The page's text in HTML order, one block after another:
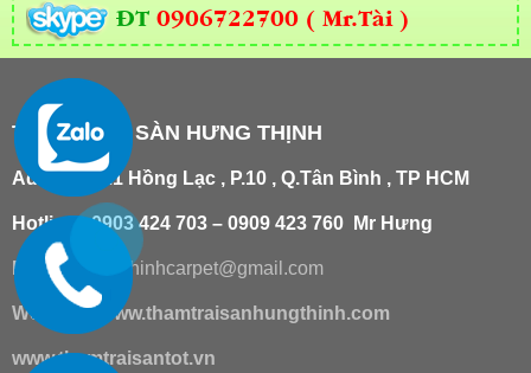
ĐT 0906722700 ( Mr.Tài )
THẢM TRẢI SÀN HƯNG THỊNH
Add : 181/21 Hồng Lạc , P.10 , Q.Tân Bình , TP HCM
Hotline : 0903 424 703 – 0909 423 760 Mr Hưng
Email : hungthinhcarpet@gmail.com
Website: www.thamtraisanhungthinh.com
www.thamtraisantot.vn